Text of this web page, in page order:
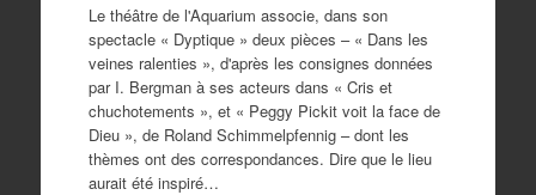
Le théâtre de l'Aquarium associe, dans son
spectacle « Dyptique » deux pièces – « Dans les
veines ralenties », d'après les consignes données
par I. Bergman à ses acteurs dans « Cris et
chuchotements », et « Peggy Pickit voit la face de
Dieu », de Roland Schimmelpfennig – dont les
thèmes ont des correspondances. Dire que le lieu
aurait été inspiré…